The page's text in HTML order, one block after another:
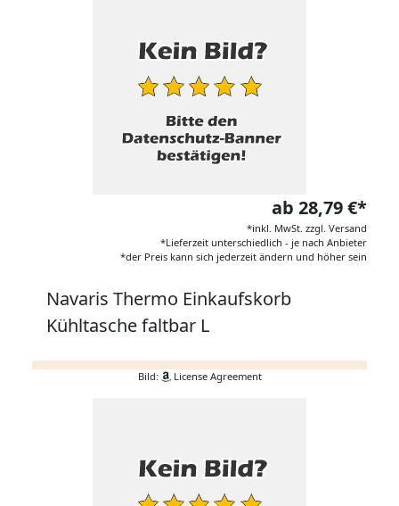
ab 28,79 €*
*inkl. MwSt. zzgl. Versand
*Lieferzeit unterschiedlich - je nach Anbieter
*der Preis kann sich jederzeit ändern und höher sein
Navaris Thermo Einkaufskorb
Kühltasche faltbar L
Bild: License Agreement